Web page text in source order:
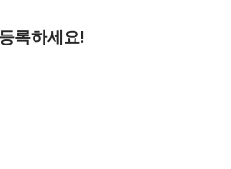
록하세요!